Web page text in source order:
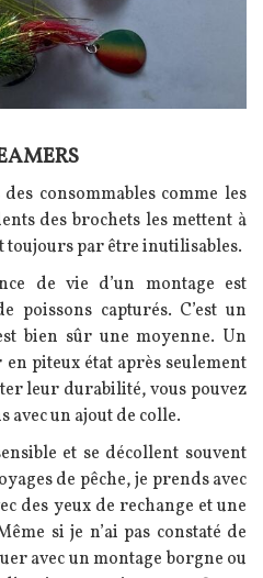
consommables comme les
des brochets les mettent à
toujours par être inutilisables.
de vie d’un montage est
poissons capturés. C’est un
bien sûr une moyenne. Un
piteux état après seulement
leur durabilité, vous pouvez
un ajout de colle.
et se décollent souvent
de pêche, je prends avec
des yeux de rechange et une
si je n’ai pas constaté de
avec un montage borgne ou